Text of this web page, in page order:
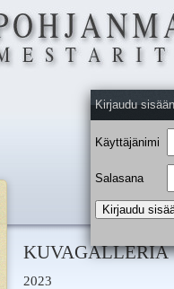
Kirjaudu sisään
Käyttäjänimi
Salasana
KUVAGALLERIA
2023